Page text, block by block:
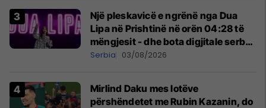
Një pleskavicë e ngrënë nga Dua
Lipa në Prishtinë në orën 04:28 të
mëngjesit - dhe bota digjitale serbe
shpall gjendjen e luftës
Serbia 03/08/2026
Mirlind Daku mes lotëve
përshëndetet me Rubin Kazanin, do